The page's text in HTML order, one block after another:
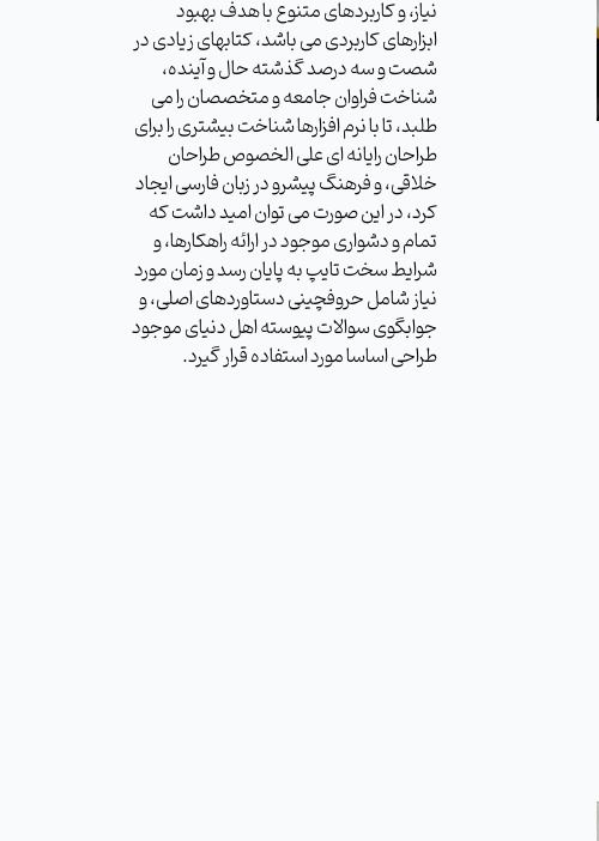
نیاز، و کاربردهای متنوع با هدف بهبود
ابزارهای کاربردی می باشد، کتابهای زیادی در
شصت و سه درصد گذشته حال و آینده،
شناخت فراوان جامعه و متخصصان را می
طلبد، تا با نرم افزارها شناخت بیشتری را برای
طراحان رایانه ای علی الخصوص طراحان
خلاقی، و فرهنگ پیشرو در زبان فارسی ایجاد
کرد، در این صورت می توان امید داشت که
تمام و دشواری موجود در ارائه راهکارها، و
شرایط سخت تایپ به پایان رسد و زمان مورد
نیاز شامل حروفچینی دستاوردهای اصلی، و
جوابگوی سوالات پیوسته اهل دنیای موجود
طراحی اساسا مورد استفاده قرار گیرد.